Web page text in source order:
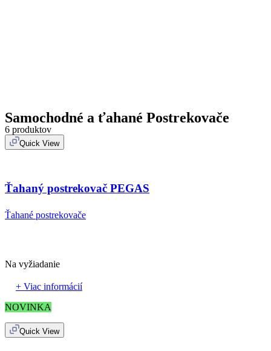
Samochodné a ťahané Postrekovače
6 produktov
Quick View
Ťahaný postrekovač PEGAS
Ťahané postrekovače
Na vyžiadanie
+ Viac informácií
NOVINKA
Quick View